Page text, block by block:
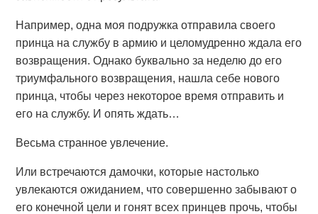
Например, одна моя подружка отправила своего
принца на службу в армию и целомудренно ждала его
возвращения. Однако буквально за неделю до его
триумфального возвращения, нашла себе нового
принца, чтобы через некоторое время отправить и
его на службу. И опять ждать…
Весьма странное увлечение.
Или встречаются дамочки, которые настолько
увлекаются ожиданием, что совершенно забывают о
его конечной цели и гонят всех принцев прочь, чтобы